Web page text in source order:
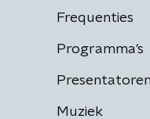
Frequenties
Programma's
Presentatoren
Muziek